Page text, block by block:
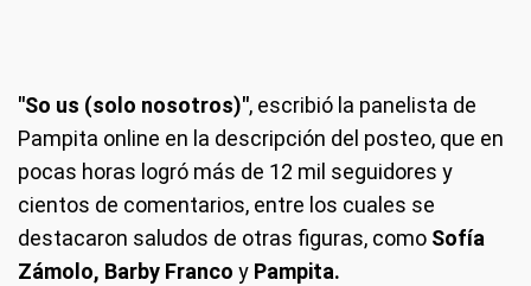
"So us (solo nosotros)", escribió la panelista de
Pampita online en la descripción del posteo, que en
pocas horas logró más de 12 mil seguidores y
cientos de comentarios, entre los cuales se
destacaron saludos de otras figuras, como Sofía
Zámolo, Barby Franco y Pampita.